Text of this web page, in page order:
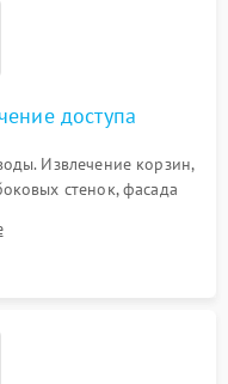
доступа
Извлечение корзин,
стенок, фасада
и сливной помпе.